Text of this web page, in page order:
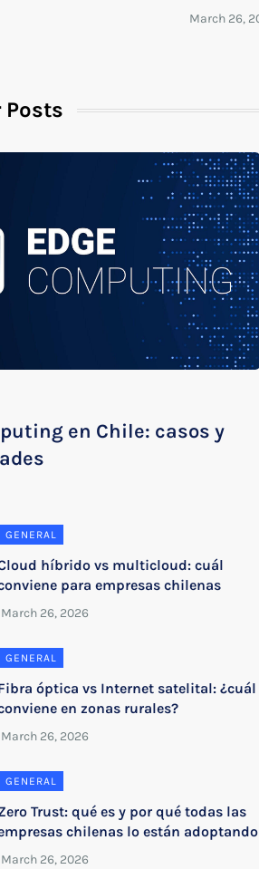
Posts
en Chile: casos y
GENERAL
híbrido vs multicloud: cuál
para empresas chilenas
GENERAL
óptica vs Internet satelital: ¿cuál
en zonas rurales?
GENERAL
Trust: qué es y por qué todas las
chilenas lo están adoptando